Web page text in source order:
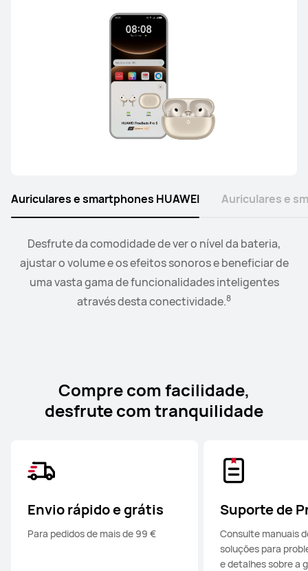
Desfrute da comodidade de ver o nível da bateria,
ajustar o volume e os efeitos sonoros e beneficiar de
uma vasta gama de funcionalidades inteligentes
através desta conectividade.8
Ligue o smartwatch aos seus auriculares ou altifalantes
e controle a reprodução e o nível de volume a partir da
comodidade do seu pulso.9
Auriculares e smartphones HUAWEI Auriculares e
Compre com facilidade,
desfrute com tranquilidade
Envio rápido e grátis
Para pedidos de mais de 99 €
Suporte de
Consulte manuais
soluções para
e detalhes sobre a